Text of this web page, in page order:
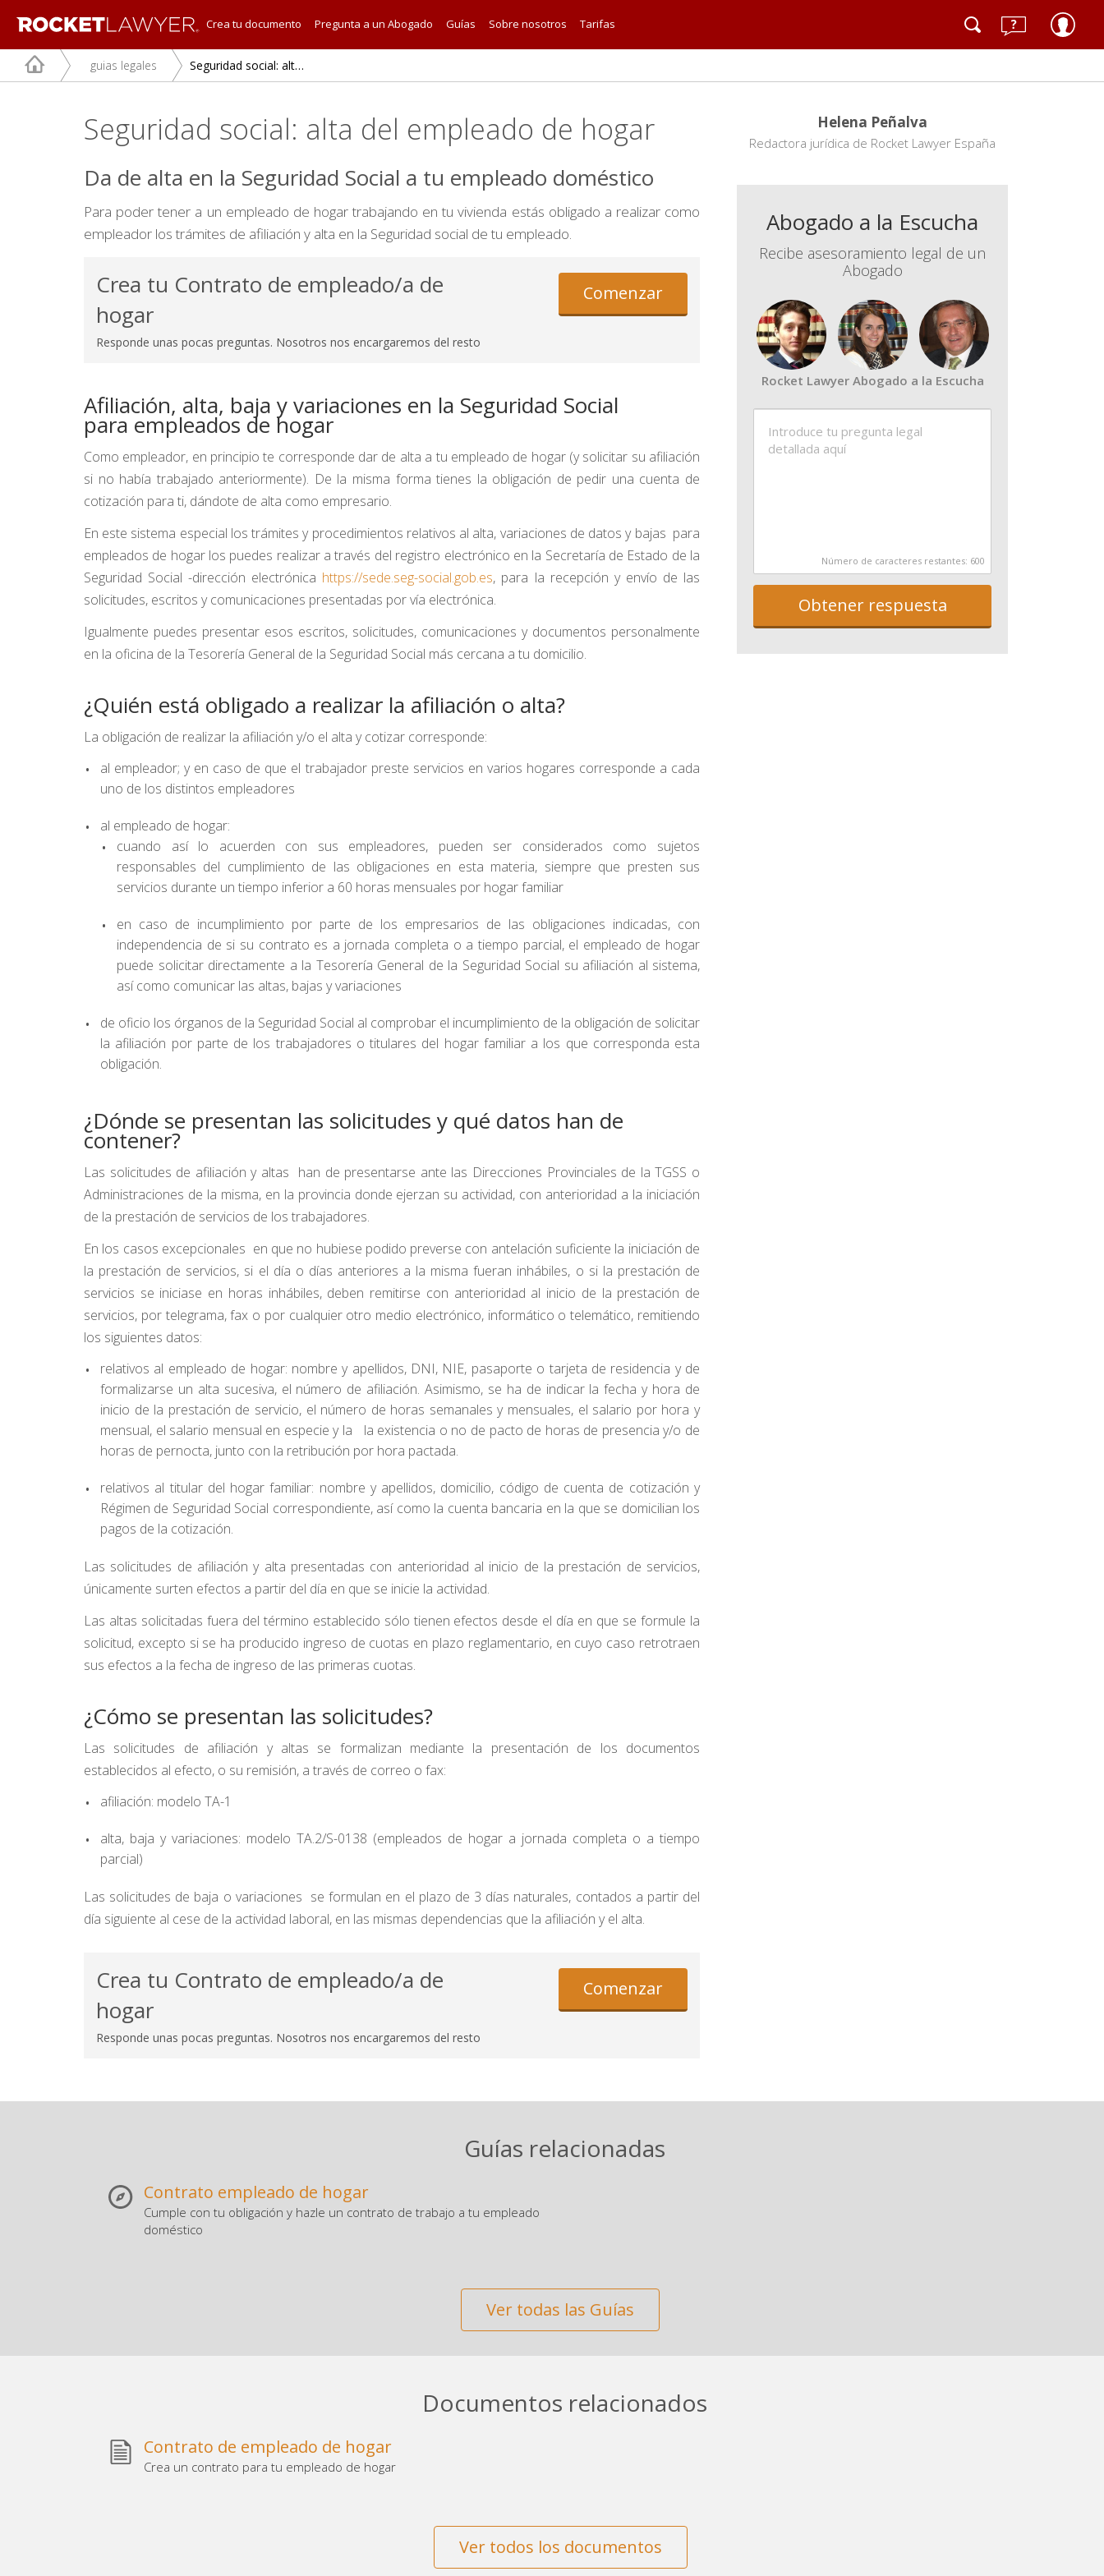
Crea tu documento Pregunta a un Abogado Guías Sobre nosotros Tarifas
guias legales Seguridad social: alta del empleado de hogar
Seguridad social: alta del empleado de hogar
Da de alta en la Seguridad Social a tu empleado doméstico
Para poder tener a un empleado de hogar trabajando en tu vivienda estás obligado a realizar como
empleador los trámites de afiliación y alta en la Seguridad social de tu empleado.
Crea tu Contrato de empleado/a de
hogar
Responde unas pocas preguntas. Nosotros nos encargaremos del resto
Comenzar
Afiliación, alta, baja y variaciones en la Seguridad Social
para empleados de hogar
Como empleador, en principio te corresponde dar de alta a tu empleado de hogar (y solicitar su afiliación
si no había trabajado anteriormente). De la misma forma tienes la obligación de pedir una cuenta de
cotización para ti, dándote de alta como empresario.
En este sistema especial los trámites y procedimientos relativos al alta, variaciones de datos y bajas para
empleados de hogar los puedes realizar a través del registro electrónico en la Secretaría de Estado de la
Seguridad Social -dirección electrónica https://sede.seg-social.gob.es, para la recepción y envío de las
solicitudes, escritos y comunicaciones presentadas por vía electrónica.
Igualmente puedes presentar esos escritos, solicitudes, comunicaciones y documentos personalmente
en la oficina de la Tesorería General de la Seguridad Social más cercana a tu domicilio.
¿Quién está obligado a realizar la afiliación o alta?
La obligación de realizar la afiliación y/o el alta y cotizar corresponde:
al empleador; y en caso de que el trabajador preste servicios en varios hogares corresponde a cada
uno de los distintos empleadores
al empleado de hogar:
cuando así lo acuerden con sus empleadores, pueden ser considerados como sujetos
responsables del cumplimiento de las obligaciones en esta materia, siempre que presten sus
servicios durante un tiempo inferior a 60 horas mensuales por hogar familiar
en caso de incumplimiento por parte de los empresarios de las obligaciones indicadas, con
independencia de si su contrato es a jornada completa o a tiempo parcial, el empleado de hogar
puede solicitar directamente a la Tesorería General de la Seguridad Social su afiliación al sistema,
así como comunicar las altas, bajas y variaciones
de oficio los órganos de la Seguridad Social al comprobar el incumplimiento de la obligación de solicitar
la afiliación por parte de los trabajadores o titulares del hogar familiar a los que corresponda esta
obligación.
¿Dónde se presentan las solicitudes y qué datos han de
contener?
Las solicitudes de afiliación y altas han de presentarse ante las Direcciones Provinciales de la TGSS o
Administraciones de la misma, en la provincia donde ejerzan su actividad, con anterioridad a la iniciación
de la prestación de servicios de los trabajadores.
En los casos excepcionales en que no hubiese podido preverse con antelación suficiente la iniciación de
la prestación de servicios, si el día o días anteriores a la misma fueran inhábiles, o si la prestación de
servicios se iniciase en horas inhábiles, deben remitirse con anterioridad al inicio de la prestación de
servicios, por telegrama, fax o por cualquier otro medio electrónico, informático o telemático, remitiendo
los siguientes datos:
relativos al empleado de hogar: nombre y apellidos, DNI, NIE, pasaporte o tarjeta de residencia y de
formalizarse un alta sucesiva, el número de afiliación. Asimismo, se ha de indicar la fecha y hora de
inicio de la prestación de servicio, el número de horas semanales y mensuales, el salario por hora y
mensual, el salario mensual en especie y la la existencia o no de pacto de horas de presencia y/o de
horas de pernocta, junto con la retribución por hora pactada.
relativos al titular del hogar familiar: nombre y apellidos, domicilio, código de cuenta de cotización y
Régimen de Seguridad Social correspondiente, así como la cuenta bancaria en la que se domicilian los
pagos de la cotización.
Las solicitudes de afiliación y alta presentadas con anterioridad al inicio de la prestación de servicios,
únicamente surten efectos a partir del día en que se inicie la actividad.
Las altas solicitadas fuera del término establecido sólo tienen efectos desde el día en que se formule la
solicitud, excepto si se ha producido ingreso de cuotas en plazo reglamentario, en cuyo caso retrotraen
sus efectos a la fecha de ingreso de las primeras cuotas.
¿Cómo se presentan las solicitudes?
Las solicitudes de afiliación y altas se formalizan mediante la presentación de los documentos
establecidos al efecto, o su remisión, a través de correo o fax:
afiliación: modelo TA-1
alta, baja y variaciones: modelo TA.2/S-0138 (empleados de hogar a jornada completa o a tiempo
parcial)
Las solicitudes de baja o variaciones se formulan en el plazo de 3 días naturales, contados a partir del
día siguiente al cese de la actividad laboral, en las mismas dependencias que la afiliación y el alta.
Crea tu Contrato de empleado/a de
hogar
Responde unas pocas preguntas. Nosotros nos encargaremos del resto
Comenzar
Helena Peñalva
Redactora jurídica de Rocket Lawyer España
Abogado a la Escucha
Recibe asesoramiento legal de un
Abogado
Rocket Lawyer Abogado a la Escucha
Número de caracteres restantes: 600
Obtener respuesta
Guías relacionadas
Contrato empleado de hogar
Cumple con tu obligación y hazle un contrato de trabajo a tu empleado
doméstico
Ver todas las Guías
Documentos relacionados
Contrato de empleado de hogar
Crea un contrato para tu empleado de hogar
Ver todos los documentos